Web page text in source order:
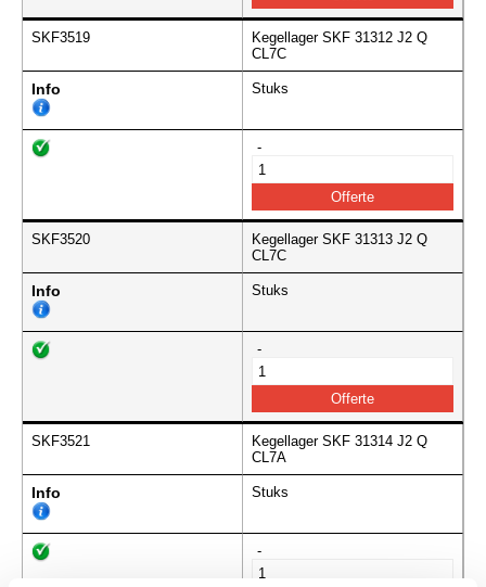
SKF3519
Kegellager SKF 31312 J2 Q
CL7C
Info Stuks
-
SKF3520
Kegellager SKF 31313 J2 Q
CL7C
Info Stuks
-
SKF3521
Kegellager SKF 31314 J2 Q
CL7A
Info Stuks
-